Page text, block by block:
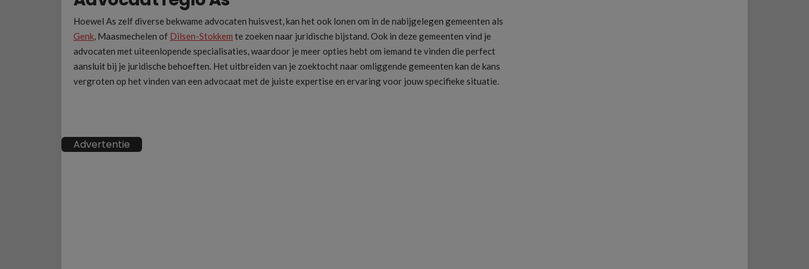
Hoewel As zelf diverse bekwame advocaten huisvest, kan het ook lonen om in de nabijgelegen gemeenten als
Genk, Maasmechelen of Dilsen-Stokkem te zoeken naar juridische bijstand. Ook in deze gemeenten vind je
advocaten met uiteenlopende specialisaties, waardoor je meer opties hebt om iemand te vinden die perfect
aansluit bij je juridische behoeften. Het uitbreiden van je zoektocht naar omliggende gemeenten kan de kans
vergroten op het vinden van een advocaat met de juiste expertise en ervaring voor jouw specifieke situatie.
Advertentie